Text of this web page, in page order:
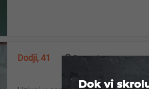
Dodji, 41 Beograd